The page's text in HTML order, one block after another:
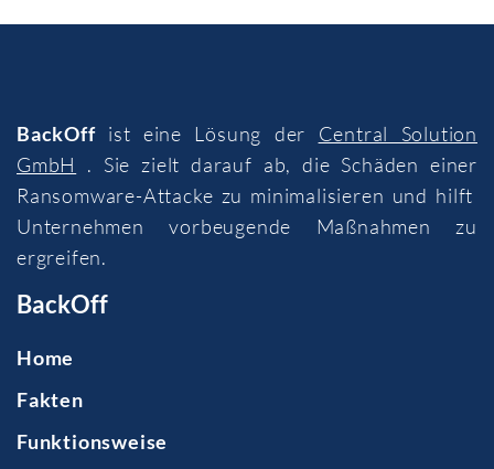
BackOffist eine Lösung der Central Solution
GmbH
. Sie zielt darauf ab, die Schäden einer
Ransomware-Attacke zu minimalisieren und hilft
Unternehmen vorbeugende Maßnahmen zu
ergreifen.
BackOff
Home
Fakten
Funktionsweise